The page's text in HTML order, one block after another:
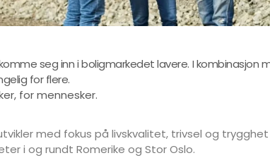
seg inn i boligmarkedet lavere. I
for flere.
for mennesker.
med fokus på livskvalitet, trivsel og
i og rundt Romerike og Stor Oslo.